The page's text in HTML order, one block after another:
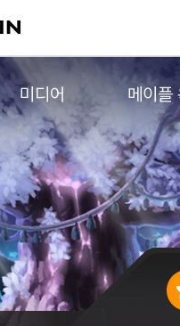
미디어
영상
음악
아트웍
웹툰
메이플
메이플